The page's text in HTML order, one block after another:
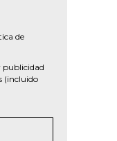
de
publicidad
(incluido